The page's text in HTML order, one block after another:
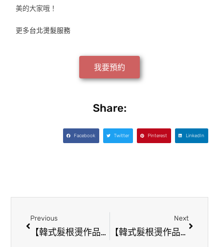
美的大家哦！
更多台北燙髮服務
我要預約
Share:
Facebook Twitter Pinterest LinkedIn
Previous
【韓式髮根燙作品】超高CP值頭型微整術！五官也跟著更立體了！
Next
【韓式髮根燙作品】青春洋溢羊毛捲！屬於細塌髮的髮型首選之一！